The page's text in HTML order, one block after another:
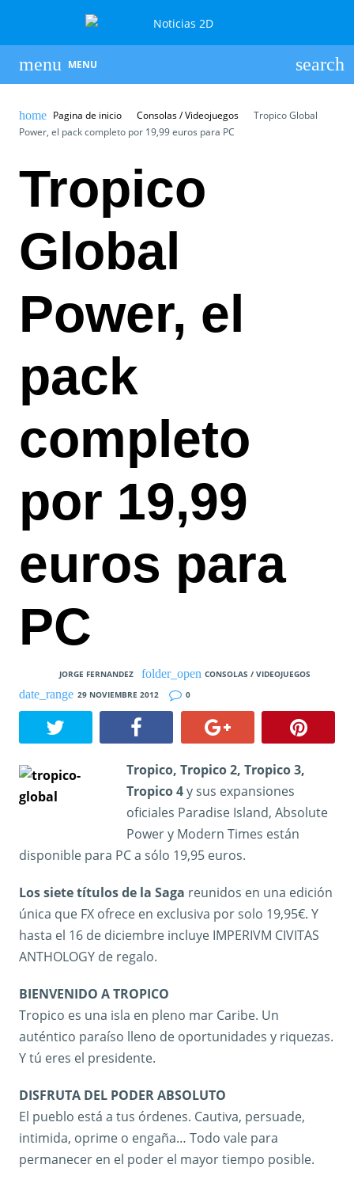
MENU
Pagina de inicio Consolas / Videojuegos
Tropico Global
Power, el pack completo por 19,99 euros para PC
Tropico
Global
Power, el
pack
completo
por 19,99
euros para
PC
JORGE FERNANDEZ
CONSOLAS / VIDEOJUEGOS
29 NOVIEMBRE 2012
0
Tropico, Tropico 2, Tropico 3,
Tropico 4y sus expansiones
oficiales Paradise Island, Absolute
Power y Modern Times están
disponible para PC a sólo 19,95 euros.
Los siete títulos de la Saga reunidos en una edición
única que FX ofrece en exclusiva por solo 19,95€. Y
hasta el 16 de diciembre incluye IMPERIVM CIVITAS
ANTHOLOGY de regalo.
BIENVENIDO A TROPICO
Tropico es una isla en pleno mar Caribe. Un
auténtico paraíso lleno de oportunidades y riquezas.
Y tú eres el presidente.
DISFRUTA DEL PODER ABSOLUTO
El pueblo está a tus órdenes. Cautiva, persuade,
intimida, oprime o engaña… Todo vale para
permanecer en el poder el mayor tiempo posible.